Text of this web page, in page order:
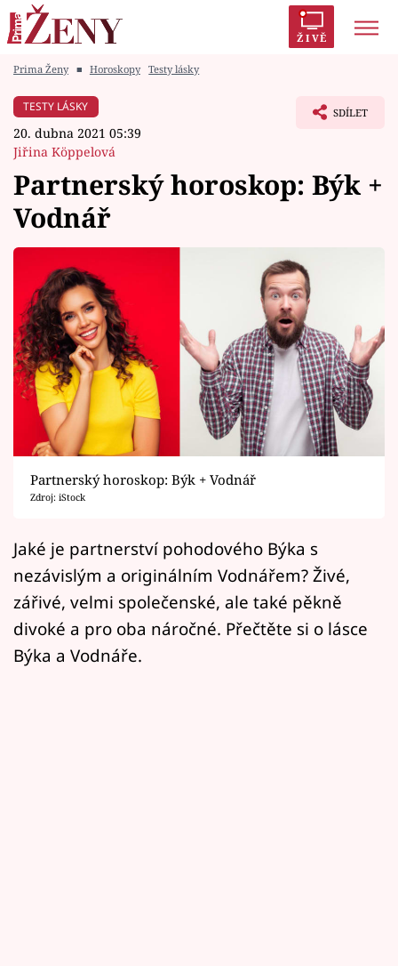
ŽIVĚ
Módní alarm
Témata
Celebrity
Vztahy
Seriály
Horoskopy
Sledujte prima+
Filmový festival Karlovy Vary
Mámy sobě
Přihlášení
Prima Ženy ■ Horoskopy Testy lásky
TESTY LÁSKY
20. dubna 2021 05:39
Jiřina Köppelová
SDÍLET
Partnerský horoskop: Býk +
Vodnář
Partnerský horoskop: Býk + Vodnář
Zdroj: iStock
Jaké je partnerství pohodového Býka s
nezávislým a originálním Vodnářem? Živé,
zářivé, velmi společenské, ale také pěkně
divoké a pro oba náročné. Přečtěte si o lásce
Býka a Vodnáře.